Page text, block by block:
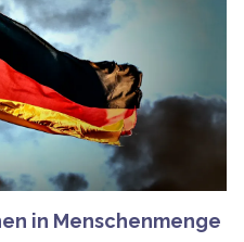
in Menschenmenge